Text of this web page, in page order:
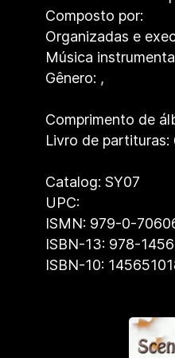
Composto por:
Organizadas e
Música
Gênero: ,
Comprimento de
Livro de partituras:
Catalog: SY07
UPC:
ISMN: 979-0-
ISBN-13: 978-
ISBN-10: